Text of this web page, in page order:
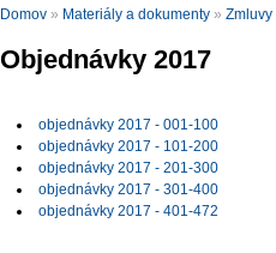
Domov » Materiály a dokumenty »
Objednávky 2017
objednávky 2017 - 001-100
objednávky 2017 - 101-200
objednávky 2017 - 201-300
objednávky 2017 - 301-400
objednávky 2017 - 401-472